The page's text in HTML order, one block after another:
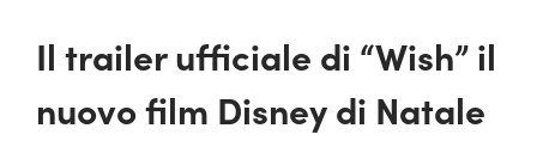
Il trailer ufficiale di “Wish” il
nuovo film Disney di Natale